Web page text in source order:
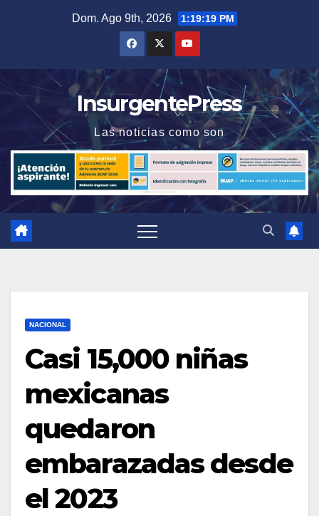
Dom. Ago 9th, 2026 1:19:20 PM
InsurgentePress
Las noticias como son
NACIONAL
Casi 15,000 niñas
mexicanas
quedaron
embarazadas desde
el 2023